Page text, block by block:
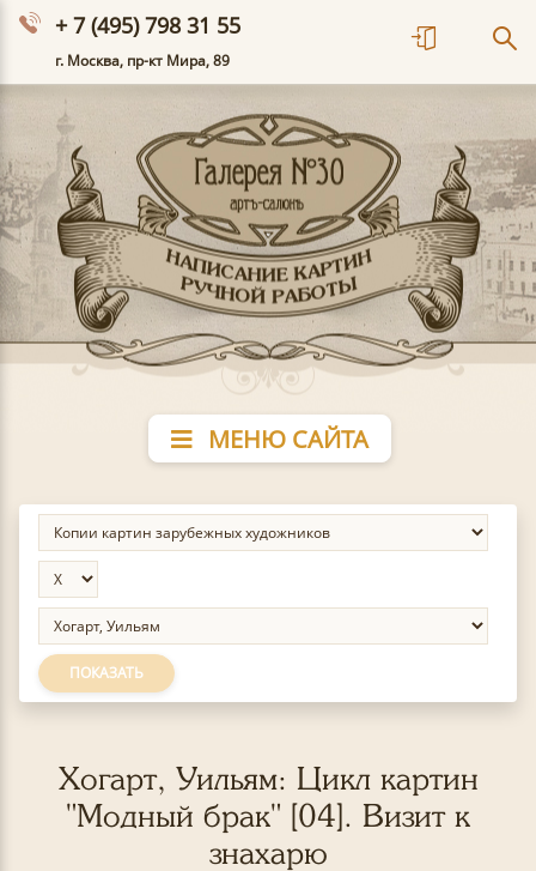
+ 7 (495) 798 31 55
г. Москва, пр-кт Мира, 89
МЕНЮ САЙТА
ПОКАЗАТЬ
Хогарт, Уильям: Цикл картин
"Модный брак" [04]. Визит к
знахарю